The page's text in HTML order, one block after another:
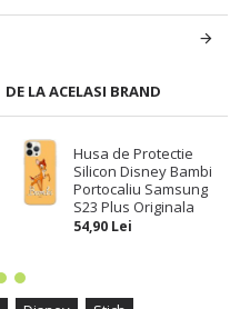
DE LA ACELASI BRAND
Husa de Protectie
Silicon Disney Bambi
Portocaliu Samsung
S23 Plus Originala
54,90 Lei